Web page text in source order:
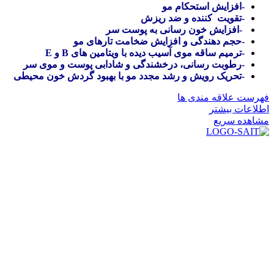
-افزایش استحکام مو
-تقویت کننده و ضد ریزش
-افزایش خون رسانی به پوست سر
-حجم دهندگی و افزایش ضخامت تارهای مو
-ترمیم ساقه موی آسیب دیده با ویتامین های B و E
-رطوبت رسانی، درخشندگی و شادابی پوست و موی سر
-تحریک رویش و رشد مجدد مو با بهبود گردش خون محیطی
فهرست علاقه مندی ها
اطلاعات بیشتر
مشاهده سریع